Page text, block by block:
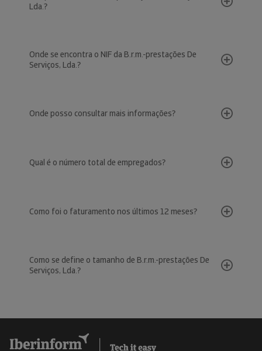
Lda.?
Onde se encontra o NIF da B.r.m.-prestações De
Serviços, Lda.?
Onde posso consultar mais informações?
Qual é o número total de empregados?
Como foi o faturamento nos últimos 12 meses?
Como se define o tamanho de B.r.m.-prestações De
Serviços, Lda.?